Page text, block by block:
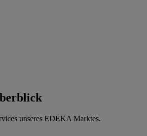
unseres EDEKA Marktes.